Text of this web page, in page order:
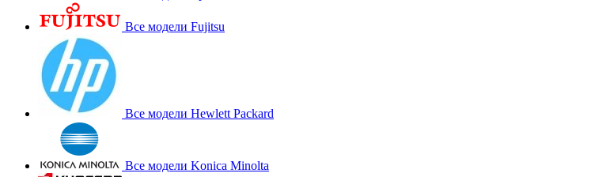
Все модели Fujitsu
Все модели Hewlett Packard
Все модели Konica Minolta